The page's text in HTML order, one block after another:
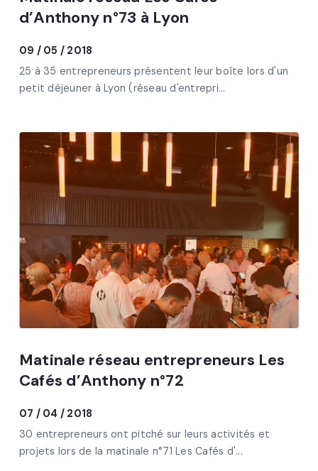
d’Anthony n°73 à Lyon
09 / 05 / 2018
25 à 35 entrepreneurs présentent leur boîte lors d'un
petit déjeuner à Lyon (réseau d'entrepri...
Matinale réseau entrepreneurs Les
Cafés d’Anthony n°72
07 / 04 / 2018
30 entrepreneurs ont pitché sur leurs activités et
projets lors de la matinale n°71 Les Cafés d'...